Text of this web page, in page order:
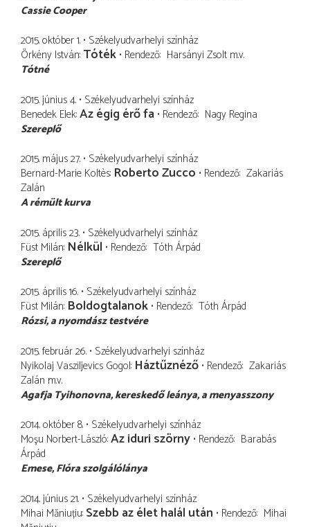
Cassie Cooper
2015. október 1. Székelyudvarhelyi színház
Örkény István Tóték Rendező Harsányi Zsolt m.v.
Tótné
2015. június 4. Székelyudvarhelyi színház
Benedek Elek Az égig érő fa Rendező Nagy Regina
Szereplő
2015. május 27. Székelyudvarhelyi színház
Bernard-Marie Koltès Roberto Zucco Rendező Zakariás
Zalán
A rémült kurva
2015. április 23. Székelyudvarhelyi színház
Füst Milán Nélkül Rendező Tóth Árpád
Szereplő
2015. április 16. Székelyudvarhelyi színház
Füst Milán Boldogtalanok Rendező Tóth Árpád
Rózsi a nyomdász testvére
2015. február 26. Székelyudvarhelyi színház
Nyikolaj Vasziljevics Gogol Háztűznéző Rendező Zakariás
Zalán m.v.
Agafja Tyihonovna kereskedő leánya, a menyasszony
2014. október 8. Székelyudvarhelyi színház
Moşu Norbert-László Az iduri szörny Rendező Barabás
Árpád
Emese Flóra szolgálólánya
2014. június 21. Székelyudvarhelyi színház
Mihai Măniuțiu Szebb az élet halál után Rendező Mihai